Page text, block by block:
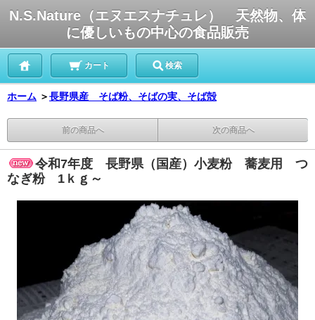
N.S.Nature（エヌエスナチュレ） 天然物、体
に優しいもの中心の食品販売
カート 検索
ホーム ＞長野県産 そば粉、そばの実、そば殻
前の商品へ 次の商品へ
令和7年度 長野県（国産）小麦粉 蕎麦用 つ
なぎ粉 1ｋｇ～